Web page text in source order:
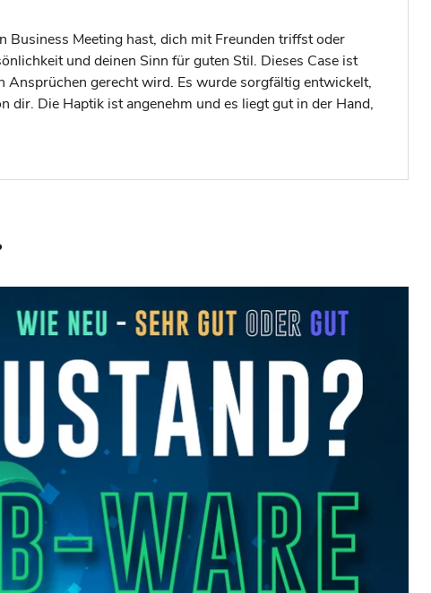
Business Meeting hast, dich mit Freunden triffst oder
und deinen Sinn für guten Stil. Dieses Case ist
Ansprüchen gerecht wird. Es wurde sorgfältig entwickelt,
dir. Die Haptik ist angenehm und es liegt gut in der Hand,